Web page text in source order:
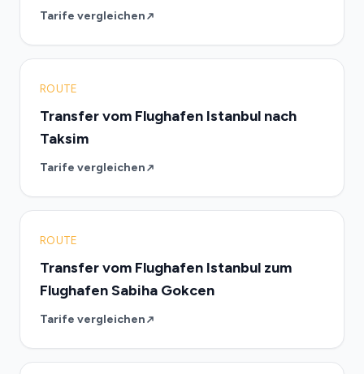
Tarife vergleichen
ROUTE
Transfer vom Flughafen Istanbul nach
Taksim
Tarife vergleichen
ROUTE
Transfer vom Flughafen Istanbul zum
Flughafen Sabiha Gokcen
Tarife vergleichen